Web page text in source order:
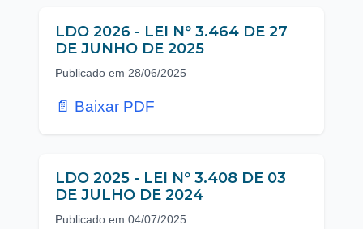
LDO 2026 - LEI Nº 3.464 DE 27
DE JUNHO DE 2025
Publicado em 28/06/2025
📄 Baixar PDF
LDO 2025 - LEI Nº 3.408 DE 03
DE JULHO DE 2024
Publicado em 04/07/2025